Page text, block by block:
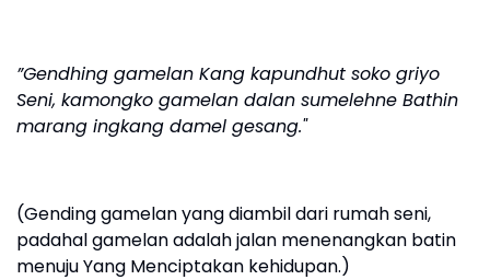
”Gendhing gamelan Kang kapundhut soko griyo
Seni, kamongko gamelan dalan sumelehne Bathin
marang ingkang damel gesang."
(Gending gamelan yang diambil dari rumah seni,
padahal gamelan adalah jalan menenangkan batin
menuju Yang Menciptakan kehidupan.)